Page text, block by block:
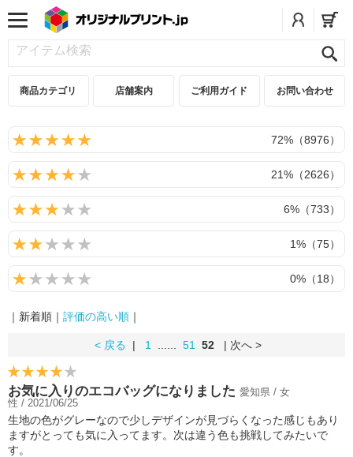
商品カテゴリ 店舗案内 ご利用ガイド お問い合わせ
72%（8976）
21%（2626）
6%（733）
1%（75）
0%（18）
｜新着順｜ 評価の高い順 ｜
< 戻る | 1 51 52 | 次へ >
お気に入りのエコバッグになりました 愛知県 / 女
性 / 2021/06/25
生地の色がグレーなので少しデザインが見づらくなった感じもあり
ますがとっても気に入ってます。次は違う色も挑戦してみたいで
す。